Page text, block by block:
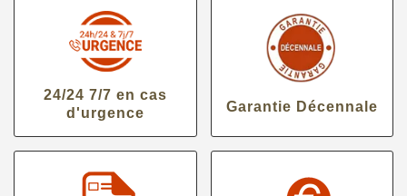
24/24 7/7 en cas
d'urgence
Garantie Décennale